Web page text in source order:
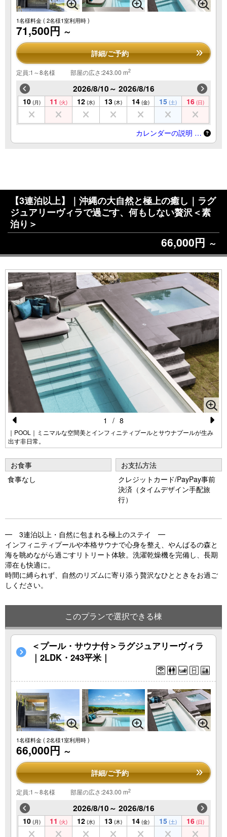
1名様料金( 2名様1室利用時 )
71,500円 ～
詳細/ご予約
定員:1～8名様 部屋の広さ:243.00 m2
2026/8/10～ 2026/8/16
10 (月) 11 (火) 12 (水) 13 (木) 14 (金) 15 (土) 16 (日)
カレンダーの説明 …
【3連泊以上】｜沖縄の大自然と極上の癒し｜ラグ
ジュアリーヴィラで過ごす、何もしない贅沢＜素
泊り＞
66,000円 ～
Pr
e
vi
o
｜POOL｜ミニマルな空間美とインフィニティプールとサウナプールが生み
出す非日常。
N
e
xt
1 / 8
お食事
食事なし
お支払方法
クレジットカード/PayPay事前
決済（タイムデザイン手配旅
行）
━ 3連泊以上・自然に包まれる極上のステイ ━
インフィニティプールや本格サウナで心身を整え、やんばるの森と
海を眺めながら過ごすリトリート体験。洗濯乾燥機を完備し、長期
滞在も快適に。
時間に縛られず、自然のリズムに寄り添う贅沢なひとときをお過ご
しください。
このプランで選択できる棟
＜プール・サウナ付＞ラグジュアリーヴィラ
｜2LDK・243平米｜
1名様料金( 2名様1室利用時 )
66,000円 ～
詳細/ご予約
定員:1～8名様 部屋の広さ:243.00 m2
2026/8/10～ 2026/8/16
10 (月) 11 (火) 12 (水) 13 (木) 14 (金) 15 (土) 16 (日)